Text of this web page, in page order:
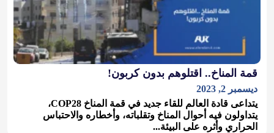
قمة المناخ.. اقتلوهم بدون كربون!
ديسمبر 2, 2023
يتداعى قادة العالم للقاء جديد في قمة المناخ COP28،
يتداولون فيه أحوال المناخ وتقلباته، وأخطاره والاحتباس
الحراري وأثره على البيئة...